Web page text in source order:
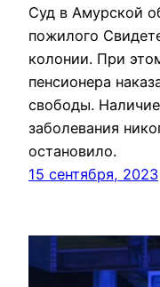
Суд в Амурской
пожилого
колонии. При
пенсионера
свободы.
заболевания
остановило.
15 сентября, 2023